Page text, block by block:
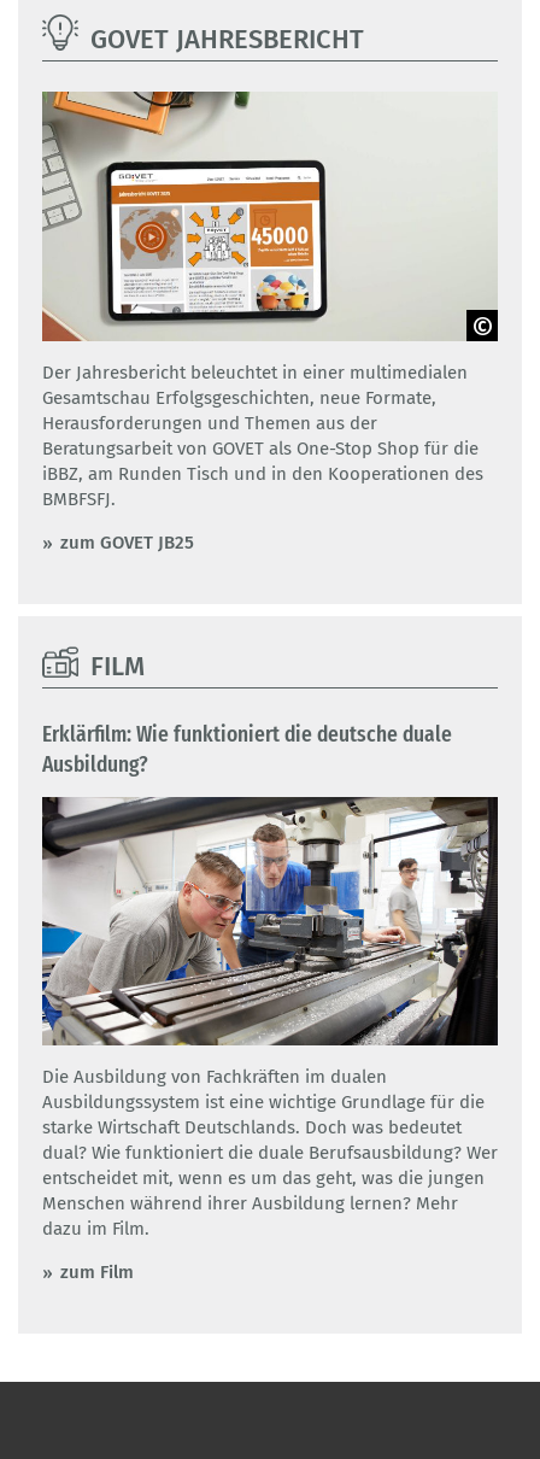
GOVET JAHRESBERICHT
Adobe Stock / GOVET
Der Jahresbericht beleuchtet in einer multimedialen
Gesamtschau Erfolgsgeschichten, neue Formate,
Herausforderungen und Themen aus der
Beratungsarbeit von GOVET als One-Stop Shop für die
iBBZ, am Runden Tisch und in den Kooperationen des
BMBFSFJ.
zum GOVET JB25
FILM
Erklärfilm: Wie funktioniert die deutsche duale
Ausbildung?
Die Ausbildung von Fachkräften im dualen
Ausbildungssystem ist eine wichtige Grundlage für die
starke Wirtschaft Deutschlands. Doch was bedeutet
dual? Wie funktioniert die duale Berufsausbildung? Wer
entscheidet mit, wenn es um das geht, was die jungen
Menschen während ihrer Ausbildung lernen? Mehr
dazu im Film.
zum Film